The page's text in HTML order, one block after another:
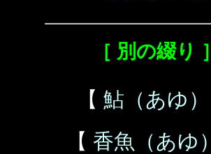
［ 別の綴り ］
【 鮎（あゆ）
【 香魚（あゆ）